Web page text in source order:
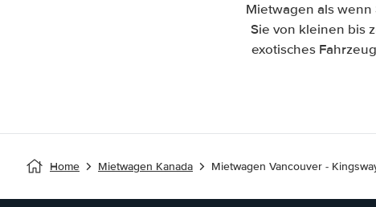
Mietwagen als
Sie von kleinen bis
exotisches
Home Mietwagen Kanada Mietwagen Vancouver -